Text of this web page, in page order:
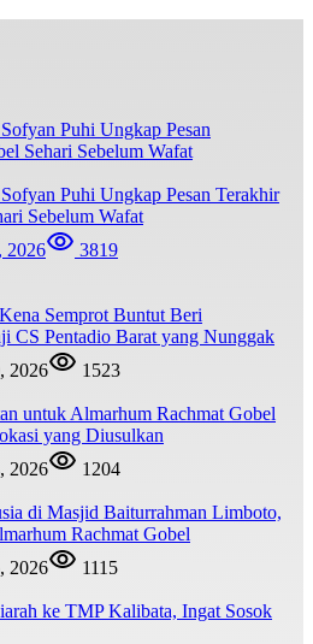
Puhi Ungkap Pesan Terakhir
Sebelum Wafat
2026 3819
Semprot Buntut Beri
CS Pentadio Barat yang Nunggak
2026
1523
untuk Almarhum Rachmat Gobel
yang Diusulkan
2026
1204
di Masjid Baiturrahman Limboto,
Rachmat Gobel
2026
1115
ke TMP Kalibata, Ingat Sosok